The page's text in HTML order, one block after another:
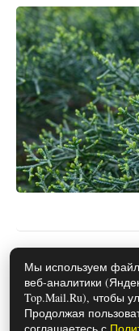
Почему
Керем
Мы используем
веб-аналитики
Top.Mail.Ru), чтобы
Продолжая